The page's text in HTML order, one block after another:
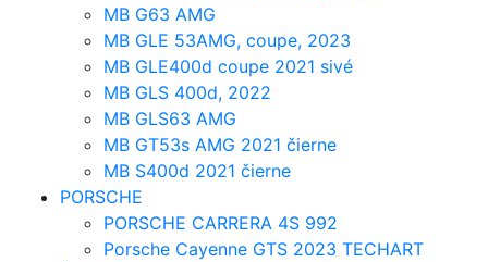
MB G63 AMG
MB GLE 53AMG, coupe, 2023
MB GLE400d coupe 2021 sivé
MB GLS 400d, 2022
MB GLS63 AMG
MB GT53s AMG 2021 čierne
MB S400d 2021 čierne
PORSCHE
PORSCHE CARRERA 4S 992
Porsche Cayenne GTS 2023 TECHART